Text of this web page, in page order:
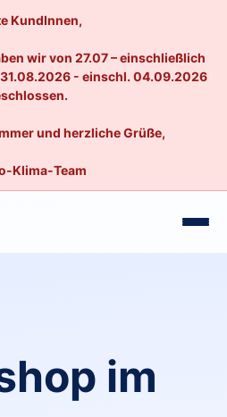
KundInnen,
wir von 27.07 – einschließlich
- einschl. 04.09.2026
und herzliche Grüße,
Klima-Team
im